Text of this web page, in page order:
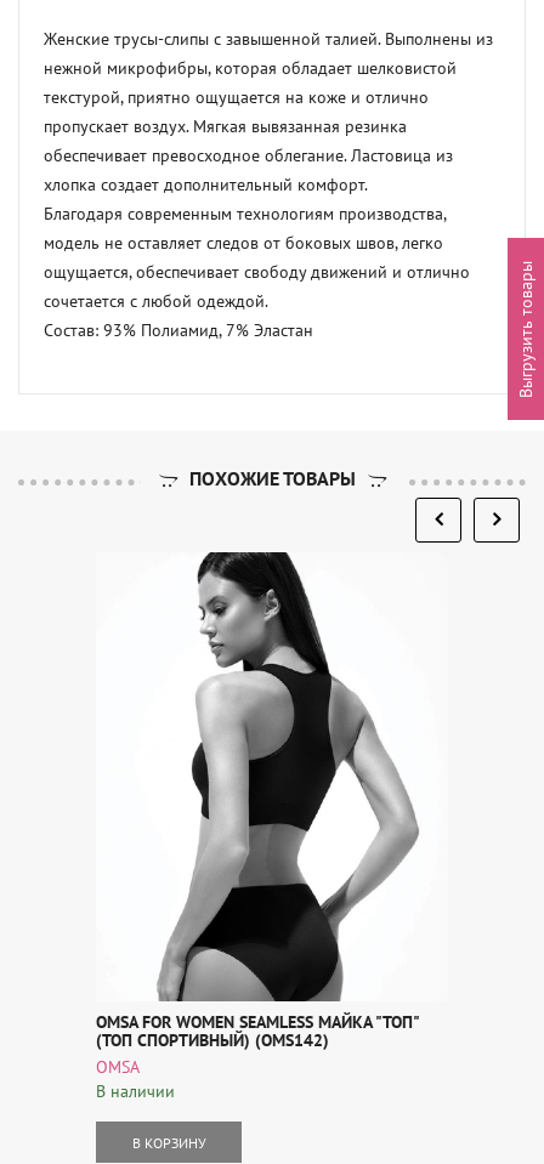
Женские трусы-слипы с завышенной талией. Выполнены из
нежной микрофибры, которая обладает шелковистой
текстурой, приятно ощущается на коже и отлично
пропускает воздух. Мягкая вывязанная резинка
обеспечивает превосходное облегание. Ластовица из
хлопка создает дополнительный комфорт.
Благодаря современным технологиям производства,
модель не оставляет следов от боковых швов, легко
ощущается, обеспечивает свободу движений и отлично
сочетается с любой одеждой.
Состав: 93% Полиамид, 7% Эластан
ПОХОЖИЕ ТОВАРЫ
OMSA FOR WOMEN SEAMLESS МАЙКА "ТОП"
(ТОП СПОРТИВНЫЙ) (OMS142)
OMSA
В наличии
В КОРЗИНУ
Выгрузить товары